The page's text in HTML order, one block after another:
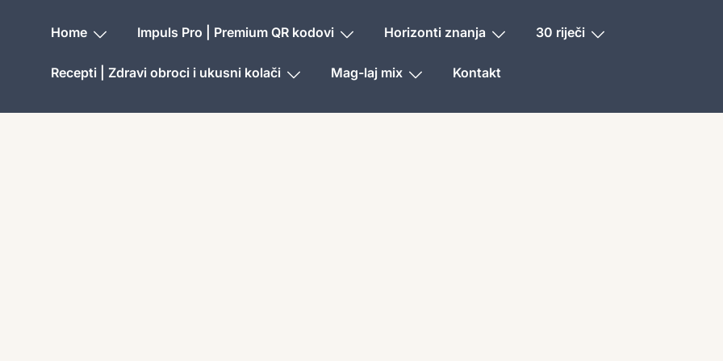
Home Impuls Pro | Premium QR kodovi Horizonti znanja 30 riječi
Recepti | Zdravi obroci i ukusni kolači Mag-laj mix Kontakt